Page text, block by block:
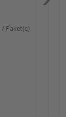
/ Paket(e)